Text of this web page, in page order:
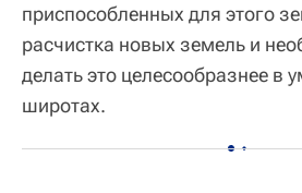
приспособленных для этого
расчистка новых земель и
делать это целесообразнее в
широтах.